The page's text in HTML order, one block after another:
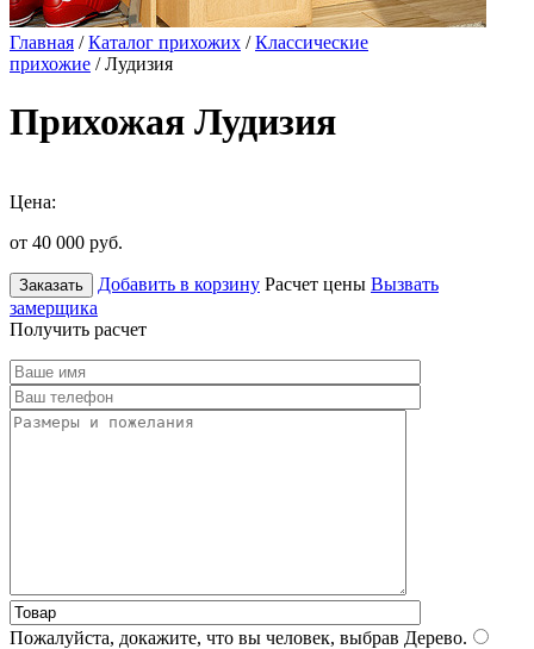
Главная /Каталог прихожих /Классические
прихожие / Лудизия
Прихожая Лудизия
Цена:
от 40 000 руб.
Заказать Добавить в корзину Расчет цены Вызвать
замерщика
Получить расчет
Пожалуйста, докажите, что вы человек, выбрав Дерево.